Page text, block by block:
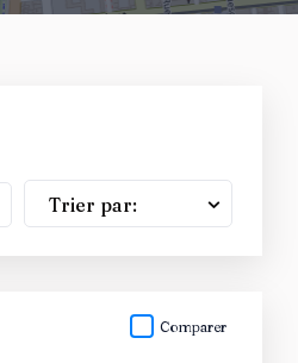
Trier par:
Comparer